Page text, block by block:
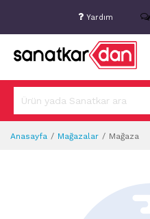
Yardım
Anasayfa Mağazalar Mağaza